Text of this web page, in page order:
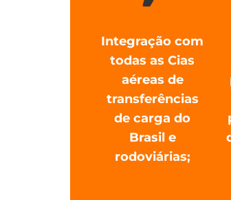
Integração com
todas as Cias
aéreas de
transferências
de carga do
Brasil e
rodoviárias;